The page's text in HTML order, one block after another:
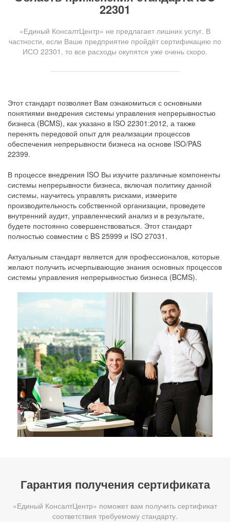
22301
«Единый КонсалтЦентр» не предлагает лишних услуг. В
частности, если Ваше предприятие пройдёт сертификацию по
ИСО 22301, то все расходы окупятся уже очень скоро.
Этот стандарт позволяет Вам ознакомиться с основными
понятиями внедрения системы управления непрерывностью
бизнеса (BCMS), как указано в ISO 22301:2012, а также
перенять передовой опыт для реализации процессов
обеспечения непрерывности бизнеса на основе ISO/PAS
22399.
В процессе внедрения ISO Вы изучите различные компоненты
системы непрерывности бизнеса, включая политику данной
системы, научитесь управлять рисками, измерите
производительность собственной организации, проведете
внутренний аудит, управленческий анализ и в результате,
будете постоянно совершенствоваться. Этот стандарт
полностью совместим с BS 25999 и ISO 27031.
Актуальным стандарт является для профессионалов, которые
желают получить исчерпывающие знания основных процессов
системы управления непрерывностью бизнеса (BCMS).
Гарантия получения сертификата
«Единый КонсалтЦентр» поможет вам получить сертификат
соответствия требуемому стандарту.